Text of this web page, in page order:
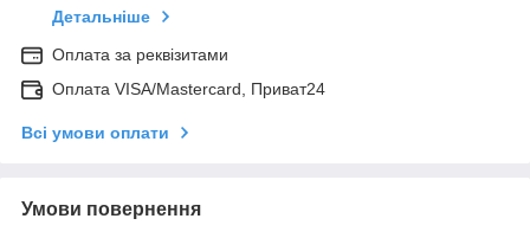
Детальніше
Оплата за реквізитами
Оплата VISA/Mastercard, Приват24
Всі умови оплати
Умови повернення